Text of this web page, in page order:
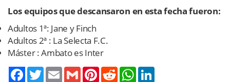
Los equipos que descansaron en esta fecha fueron:
Adultos 1ª: Jane y Finch
Adultos 2ª : La Selecta F.C.
Máster : Ambato es Inter
TwitterEmail Gmail PinterestReddit WhatsApp